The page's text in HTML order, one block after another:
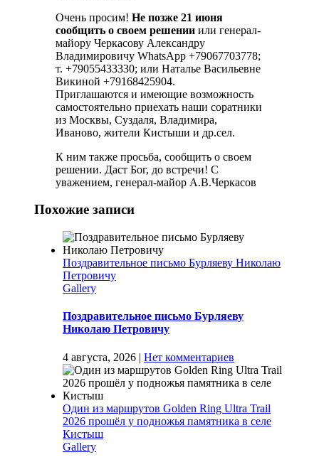
Очень просим! Не позже 21 июня
сообщить о своем решении или генерал-
майору Черкасову Александру
Владимировичу WhatsApp +79067703778;
т. +79055433330; или Наталье Васильевне
Викиной +79168425904.
Приглашаются и имеющие возможность
самостоятельно приехать наши соратники
из Москвы, Суздаля, Владимира,
Иваново, жители Кистыши и др.сел.
К ним также просьба, сообщить о своем
решении. Даст Бог, до встречи! С
уважением, генерал-майор А.В.Черкасов
Похожие записи
Поздравительное письмо Бурляеву Николаю
Петровичу
Gallery
Поздравительное письмо Бурляеву
Николаю Петровичу
4 августа, 2026 | Нет комментариев
Один из маршрутов Golden Ring Ultra Trail
2026 прошёл у подножья памятника в селе
Кистыш
Gallery